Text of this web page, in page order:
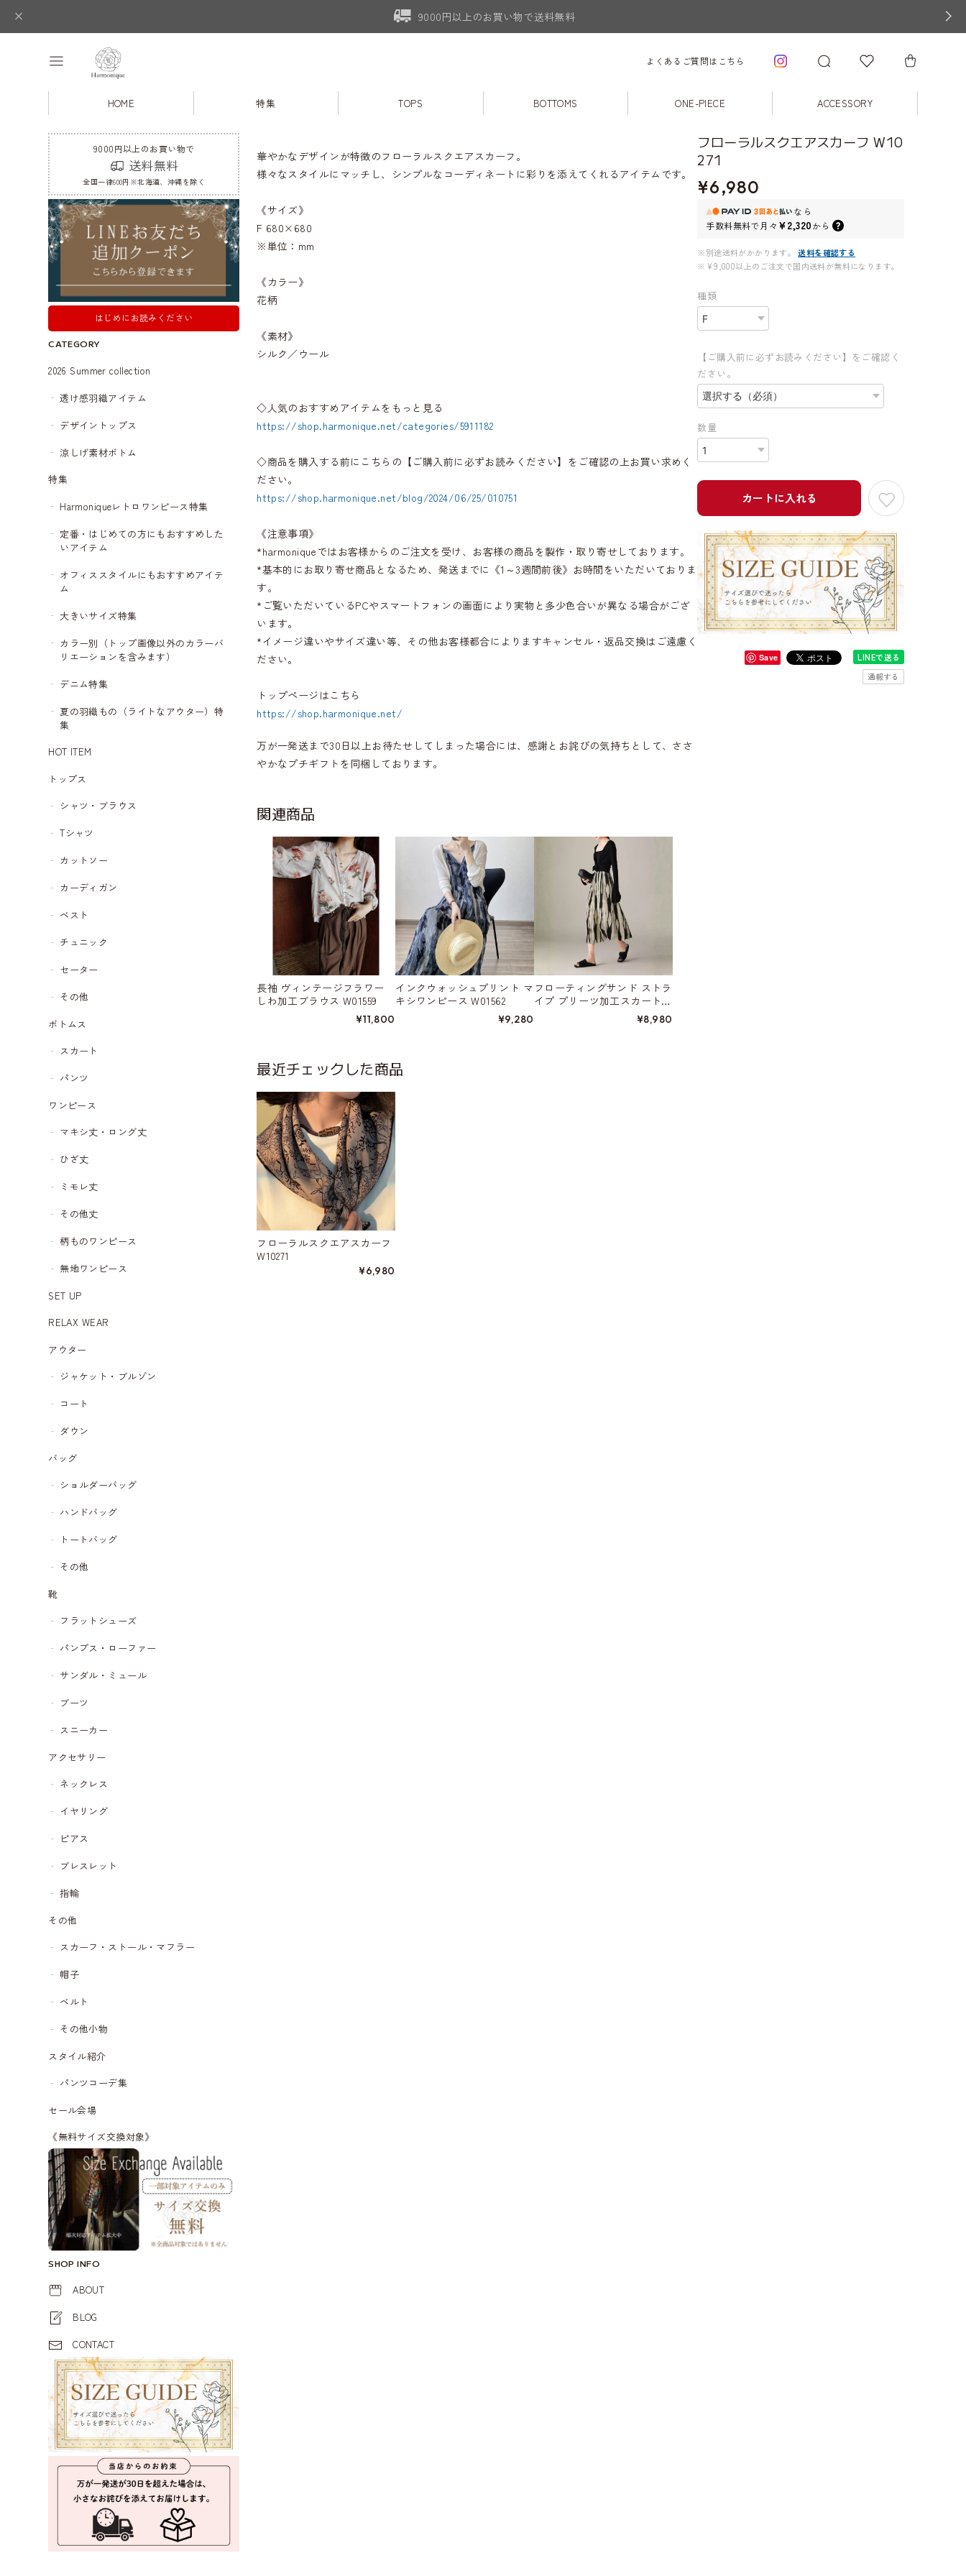
9000円以上のお買い物で送料無料
よくあるご質問はこちら
HOME 特集 TOPS BOTTOMS ONE-PIECE ACCESSORY
9000円以上のお買い物で
送料無料
全国一律600円※北海道、沖縄を除く
はじめにお読みください
CATEGORY
2026 Summer collection
透け感羽織アイテム
デザイントップス
涼しげ素材ボトム
特集
Harmoniqueレトロワンピース特集
定番・はじめての方にもおすすめした
いアイテム
オフィススタイルにもおすすめアイテ
ム
大きいサイズ特集
カラー別（トップ画像以外のカラーバ
リエーションを含みます）
デニム特集
夏の羽織もの（ライトなアウター）特
集
HOT ITEM
トップス
シャツ・ブラウス
Tシャツ
カットソー
カーディガン
ベスト
チュニック
セーター
その他
ボトムス
スカート
パンツ
ワンピース
マキシ丈・ロング丈
ひざ丈
ミモレ丈
その他丈
柄ものワンピース
無地ワンピース
SET UP
RELAX WEAR
アウター
ジャケット・ブルゾン
コート
ダウン
バッグ
ショルダーバッグ
ハンドバッグ
トートバッグ
その他
靴
フラットシューズ
パンプス・ローファー
サンダル・ミュール
ブーツ
スニーカー
アクセサリー
ネックレス
イヤリング
ピアス
ブレスレット
指輪
その他
スカーフ・ストール・マフラー
帽子
ベルト
その他小物
スタイル紹介
パンツコーデ集
セール会場
《無料サイズ交換対象》
SHOP INFO
ABOUT
BLOG
CONTACT
華やかなデザインが特徴のフローラルスクエアスカーフ。
様々なスタイルにマッチし、シンプルなコーディネートに彩りを添えてくれるアイテムです。
《サイズ》
F 680×680
※単位：mm
《カラー》
花柄
《素材》
シルク／ウール
◇人気のおすすめアイテムをもっと見る
https://shop.harmonique.net/categories/5911182
◇商品を購入する前にこちらの【ご購入前に必ずお読みください】をご確認の上お買い求めく
ださい。
https://shop.harmonique.net/blog/2024/06/25/010751
《注意事項》
*harmoniqueではお客様からのご注文を受け、お客様の商品を製作・取り寄せしております。
*基本的にお取り寄せ商品となるため、発送までに《1～3週間前後》お時間をいただいておりま
す。
*ご覧いただいているPCやスマートフォンの画面により実物と多少色合いが異なる場合がござ
います。
*イメージ違いやサイズ違い等、その他お客様都合によりますキャンセル・返品交換はご遠慮く
ださい。
トップページはこちら
https://shop.harmonique.net/
フローラルスクエアスカーフ W10
271
¥6,980
なら
手数料無料で月々 ¥2,320から
※別途送料がかかります。
送料を確認する
※¥9,000以上のご注文で国内送料が無料になります。
種類
【ご購入前に必ずお読みください】をご確認く
ださい。
数量
カートに入れる
Save
LINEで送る
通報する
万が一発送まで30日以上お待たせしてしまった場合には、感謝とお詫びの気持ちとして、ささ
やかなプチギフトを同梱しております。
関連商品
長袖 ヴィンテージフラワー
しわ加工ブラウス W01559
¥11,800
インクウォッシュプリント マ
キシワンピース W01562
¥9,280
フローティングサンド ストラ
イプ プリーツ加工スカート
¥8,980
最近チェックした商品
フローラルスクエアスカーフ
W10271
¥6,980